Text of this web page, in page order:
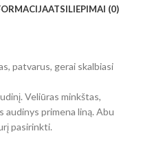
ATSILIEPIMAI (0)
patvarus, gerai skalbiasi
Veliūras minkštas,
audinys primena liną. Abu
pasirinkti.